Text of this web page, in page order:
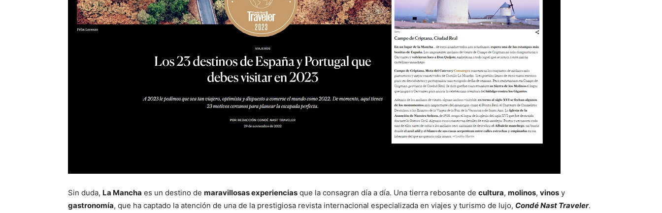
Sin duda, La Mancha es un destino de maravillosas experiencias que la consagran día a día. Una tierra rebosante de cultura, molinos, vinos y
gastronomía, que ha captado la atención de una de la prestigiosa revista internacional especializada en viajes y turismo de lujo, Condé Nast Traveler.